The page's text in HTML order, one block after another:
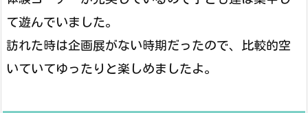
て遊んでいました。
訪れた時は企画展がない時期だったので、比較的空
いていてゆったりと楽しめましたよ。